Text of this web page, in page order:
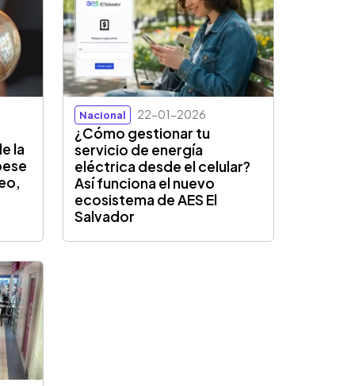
la
Nacional 22-01-2026
¿Cómo gestionar tu
servicio de energía
eléctrica desde el celular?
Así funciona el nuevo
ecosistema de AES El
Salvador